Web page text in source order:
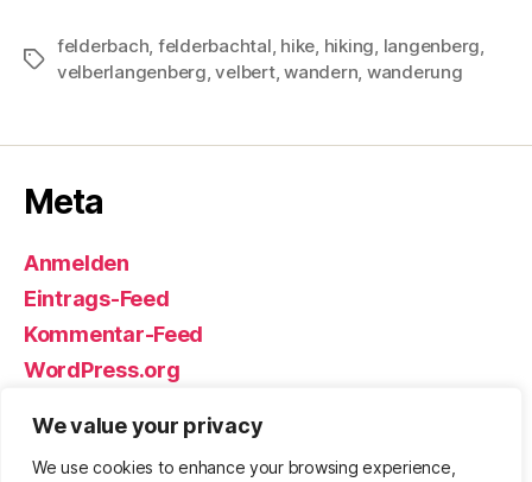
We value your privacy
We use cookies to enhance your browsing experience,
Schlagwörter
felderbach, felderbachtal, hike, hiking, langenberg,
velberlangenberg,velbert,wandern, wanderung
Meta
Anmelden
Eintrags-Feed
Kommentar-Feed
WordPress.org
© 2026Björn Eickhoff – Der Blog Nach oben